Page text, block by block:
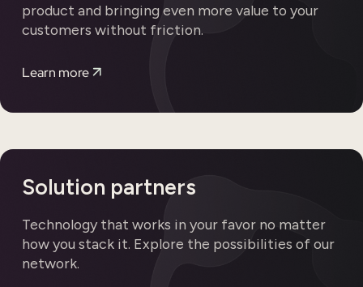
product and bringing even more value to your
customers without friction.
Learn more
Solution partners
Technology that works in your favor no matter
how you stack it. Explore the possibilities of our
network.